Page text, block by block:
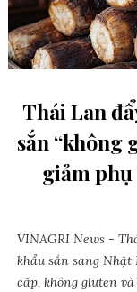
Thái Lan
sắn “không
giảm
VINAGRI News -
khẩu sắn sang Nhật
cấp, không gluten và